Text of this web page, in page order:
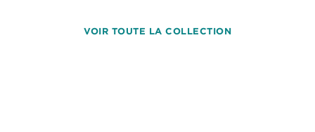
VOIR TOUTE LA COLLECTION